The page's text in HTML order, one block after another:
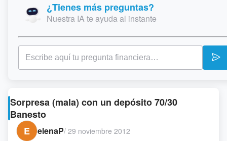
¿Tienes más preguntas?
Nuestra IA te ayuda al instante
Sorpresa (mala) con un depósito 70/30
Banesto
E
elenaP/ 29 noviembre 2012